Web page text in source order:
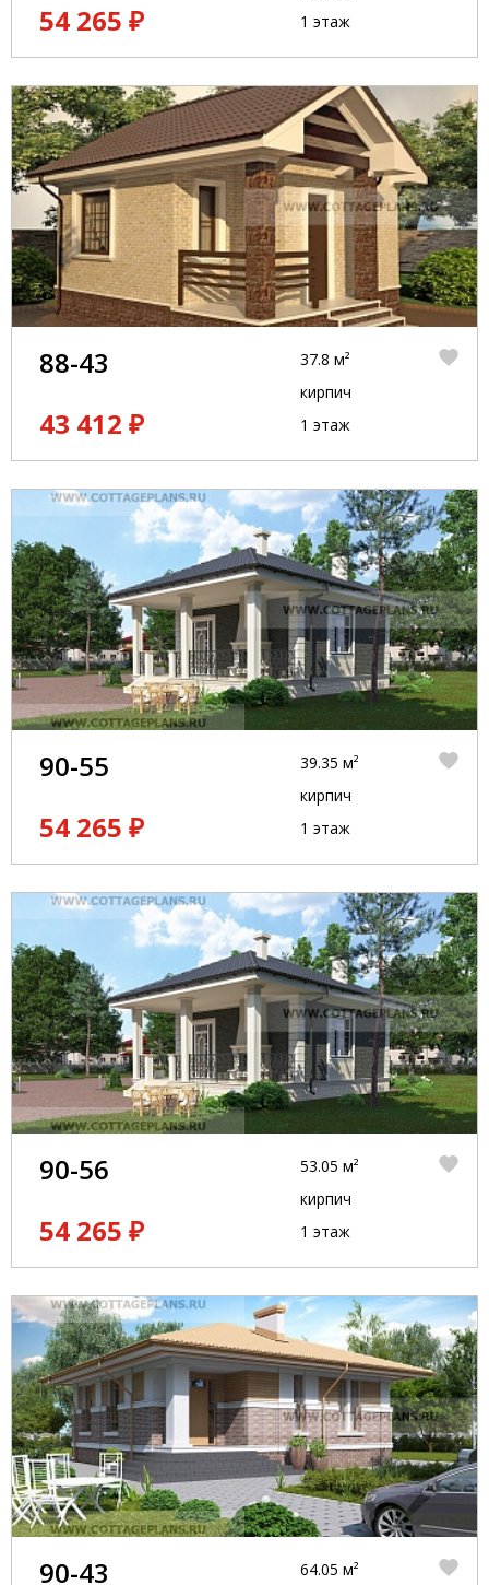
54 265 ₽
1 этаж
88-43
43 412 ₽
37.8 м²
кирпич
1 этаж
90-55
54 265 ₽
39.35 м²
кирпич
1 этаж
90-56
54 265 ₽
53.05 м²
кирпич
1 этаж
90-43 64.05 м²